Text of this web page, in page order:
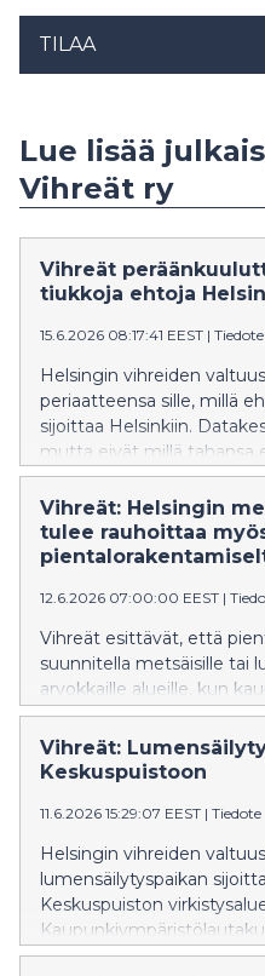
TILAA
Lue lisää
Vihreät ry
Vihreät
tiukkoja ehtoja
15.6.2026 08:17:41 EEST | Tiedote
Helsingin vihreiden
periaatteensa sille, millä
sijoittaa Helsinkiin.
mutta eivät millä tahansa
Vihreät: Helsingin
tulee rauhoittaa
12.6.2026 07:00:00 EEST |
Vihreät esittävät, että
suunnitella metsäisille tai
arvokkaille alueille, kun
käsittelee Helsingin
16.6.2026.
Vihreät:
Keskuspuistoon
11.6.2026 15:29:07 EEST | Tiedote
Helsingin vihreiden
lumensäilytyspaikan
Keskuspuiston
lumenvastaanottopaikan